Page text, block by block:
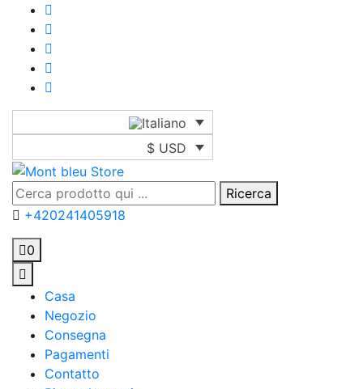
$ USD
Ricerca
+420241405918
0
Casa
Negozio
Consegna
Pagamenti
Contatto